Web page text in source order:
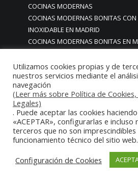
COCINAS MODERNAS
COCINAS MODERNAS BONITAS
INOXIDABLE EN MADRID
COCINAS MODERNAS BONITAS EN
COCINAS MODERNAS CON
COCINAS MODERNAS EN MADRID
COCINAS MODERNAS MADRID
COCINAS MODERNAS MADRID
COCINAS MODERNAS ÚNICAS EN
COCINAS MODULARES CON
HOSTELERIA HORECA
HOSTELERIA HORECA
COCINAS MODULARES CON
Utilizamos cookies propias y de
nuestros servicios mediante el
navegación
(Leer más sobre Política de
Legales)
. Puede aceptar las cookies
«ACEPTAR», configurarlas e incluso
terceros que no son imprescindibles
funcionamiento técnico del sitio web.
Configuración de Cookies